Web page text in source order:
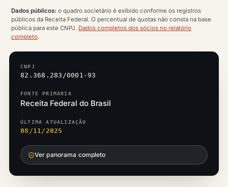
Dados públicos: o quadro societário é exibido conforme os registros
públicos da Receita Federal. O percentual de quotas não consta na base
pública para este CNPJ. Dados completos dos sócios no relatório
completo.
CNPJ
82.368.283/0001-93
FONTE PRIMÁRIA
Receita Federal do Brasil
ÚLTIMA ATUALIZAÇÃO
08/11/2025
Ver panorama completo